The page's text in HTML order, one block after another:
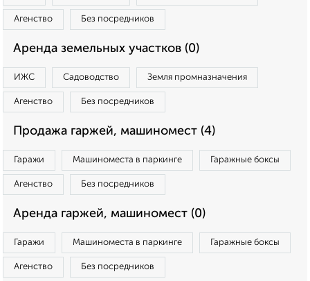
Агенство Без посредников
Аренда земельных участков (0)
ИЖС Садоводство Земля промназначения
Агенство Без посредников
Продажа гаржей, машиномест (4)
Гаражи Машиноместа в паркинге Гаражные боксы
Агенство Без посредников
Аренда гаржей, машиномест (0)
Гаражи Машиноместа в паркинге Гаражные боксы
Агенство Без посредников